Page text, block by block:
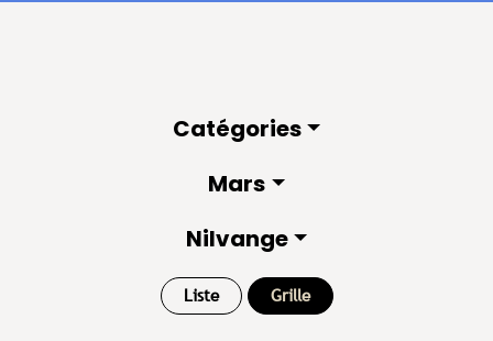
Catégories
Mars
Nilvange
Liste Grille